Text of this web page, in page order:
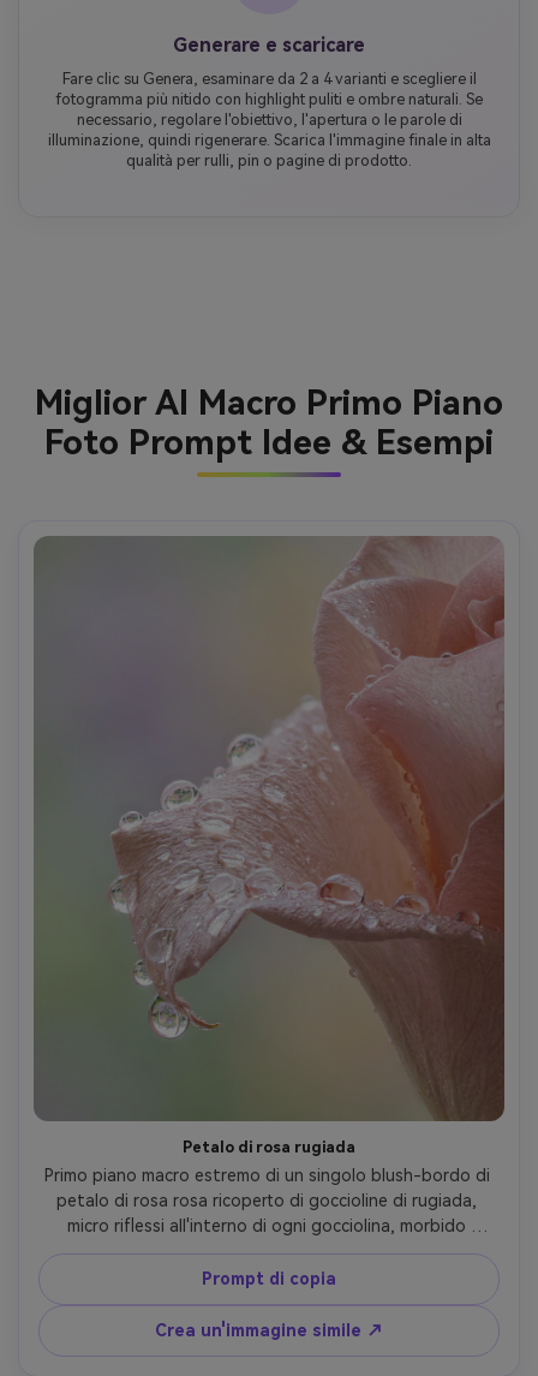
Generare e scaricare
Fare clic su Genera, esaminare da 2 a 4 varianti e scegliere il
fotogramma più nitido con highlight puliti e ombre naturali. Se
necessario, regolare l'obiettivo, l'apertura o le parole di
illuminazione, quindi rigenerare. Scarica l'immagine finale in alta
qualità per rulli, pin o pagine di prodotto.
Miglior AI Macro Primo Piano
Foto Prompt Idee & Esempi
Petalo di rosa rugiada
Primo piano macro estremo di un singolo blush-bordo di
petalo di rosa rosa ricoperto di goccioline di rugiada,
micro riflessi all'interno di ogni gocciolina, morbido
gradiente di sfondo pastello, luce naturale della finestra,
profondità di campo bassa, scattato su Canon EOS R5,
RF 100mm macro, f/2.8, look impilamento di messa a
fuoco, trama ultra-realistica, dettagli nitidi, bokeh
cremoso, fotografia macro editoriale, alta risoluzione-AR
Prompt di copia
Crea un'immagine simile ↗